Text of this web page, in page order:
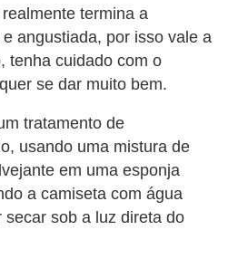
termina a
angustiada, por isso vale a
tenha cuidado com o
se dar muito bem.
tratamento de
usando uma mistura de
em uma esponja
a camiseta com água
sob a luz direta do